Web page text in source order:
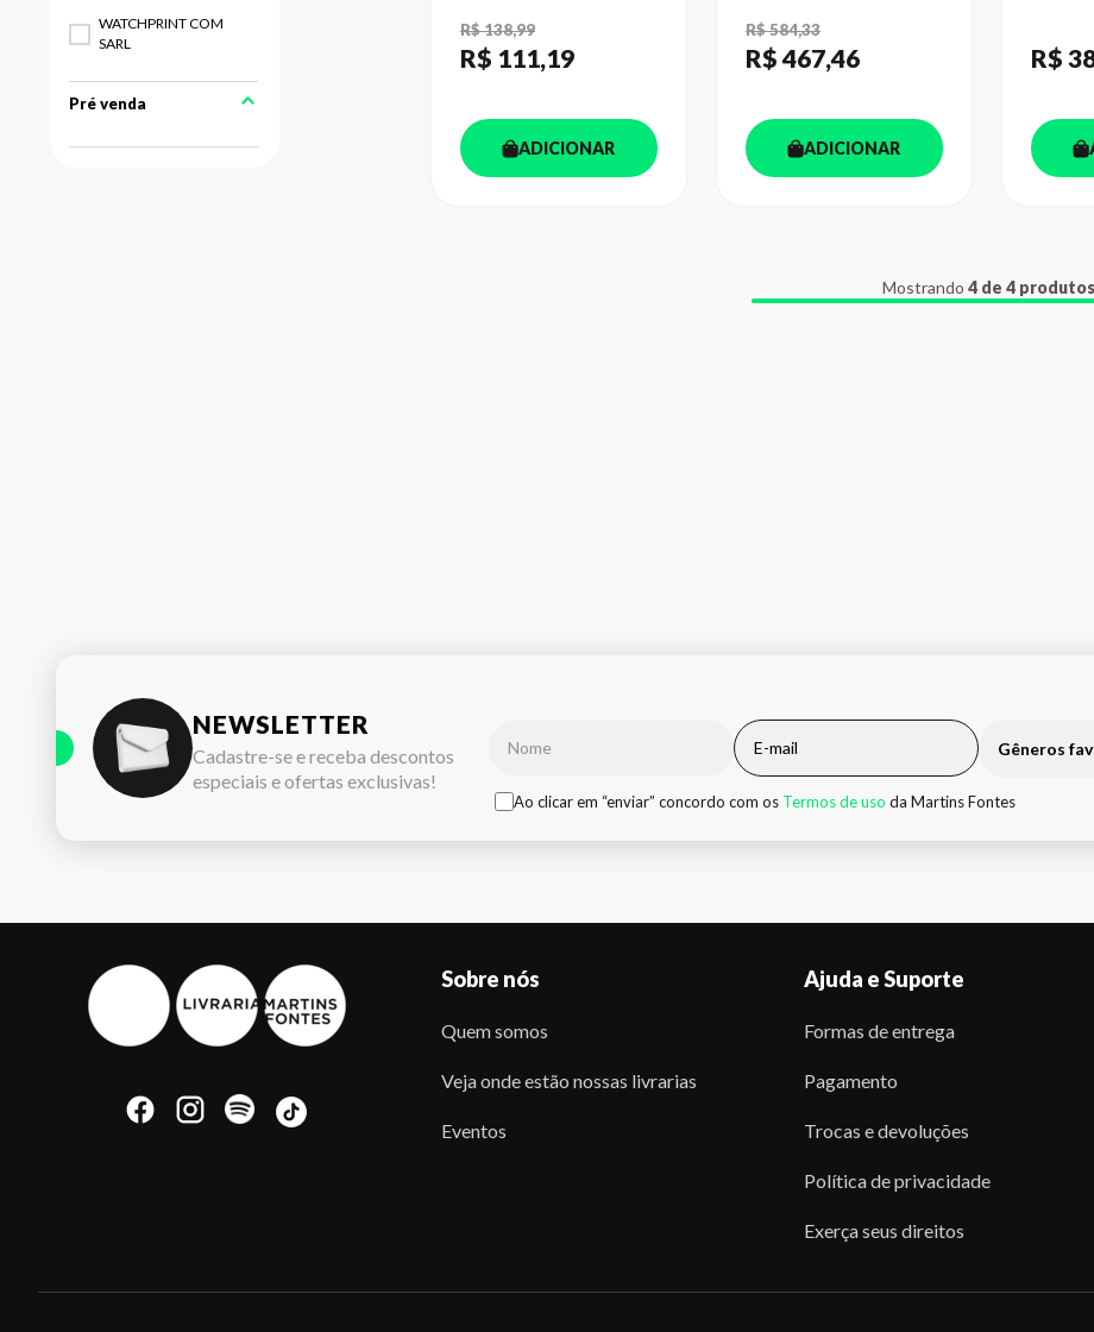
WATCHPRINT COM
SARL
Pré venda
R$ 138,99
R$ 111,19
ADICIONAR
R$ 584,33
R$ 467,46
ADICIONAR
R$
Mostrando4 de 4 produtos
NEWSLETTER
Cadastre-se e receba descontos
especiais e ofertas exclusivas!
Gêneros
Ao clicar em “enviar” concordo com os Termos de uso da Martins Fontes
Sobre nós
Quem somos
Veja onde estão nossas livrarias
Eventos
Ajuda e Suporte
Formas de entrega
Pagamento
Trocas e devoluções
Política de privacidade
Exerça seus direitos